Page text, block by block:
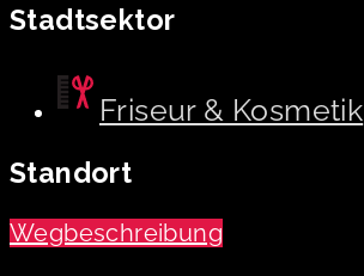
Stadtsektor
Friseur & Kosmetik
Standort
Wegbeschreibung